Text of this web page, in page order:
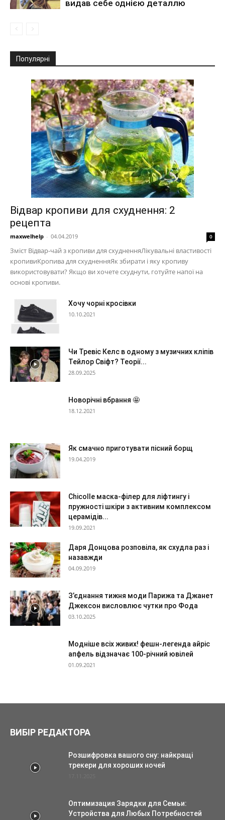
видав себе однією деталлю
Популярні
Відвар кропиви для схуднення: 2
рецепта
maxwelhelp - 04.04.2019 0
Зміст Відвар-чай з кропиви для схудненняЛікувальні властивості
кропивиКропива для схудненняЯк збирати і яку кропиву
використовувати? Якщо ви хочете схуднути, готуйте напої на
основі кропиви.
Хочу чорні кросівки
10.10.2021
Чи Тревіс Келс в одному з музичних кліпів
Тейлор Свіфт? Теорії...
28.09.2025
Новорічні вбрання 🤩
18.12.2021
Як смачно приготувати пісний борщ
19.04.2019
Chicolle маска-філер для ліфтингу і
пружності шкіри з активним комплексом
церамідів...
19.09.2021
Даря Донцова розповіла, як схудла раз і
назавжди
04.09.2019
З’єднання тижня моди Парижа та Джанет
Джексон висловлює чутки про Фода
03.10.2025
Модніше всіх живих! фешн-легенда айріс
апфель відзначає 100-річний ювілей
01.09.2021
ВИБІР РЕДАКТОРА
Розшифровка вашого сну: найкращі
трекери для хороших ночей
Оптимизация Зарядки для Семьи:
Устройства для Любых Потребностей